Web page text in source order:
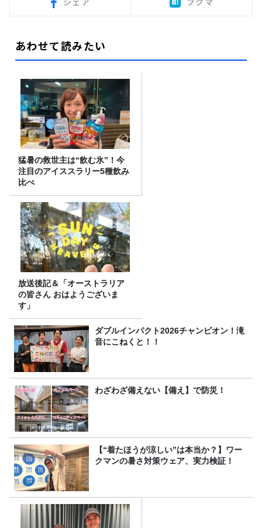
あわせて読みたい
猛暑の救世主は“飲む氷”！今
注目のアイススラリー5種飲み
比べ
放送後記＆「オーストラリア
の皆さん おはようございま
す」
ダブルインパクト2026チャンピオン！滝
音にこねくと！！
わざわざ備えない【備え】で防災！
【“着たほうが涼しい”は本当か？】ワー
クマンの暑さ対策ウェア、実力検証！